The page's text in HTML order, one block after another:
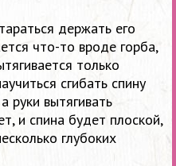
держать его
что-то вроде горба,
только
сгибать спину
руки вытягивать
и спина будет плоской,
глубоких